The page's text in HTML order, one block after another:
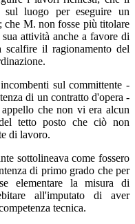
sul luogo per eseguire un
che M. non fosse più titolare
attività anche a favore di
scalfire il ragionamento del
sul committente -
di un contratto d'opera -
che non vi era alcun
tetto posto che ciò non
di lavoro.
sottolineava come fossero
di primo grado che per
elementare la misura di
all'imputato di aver
tecnica.